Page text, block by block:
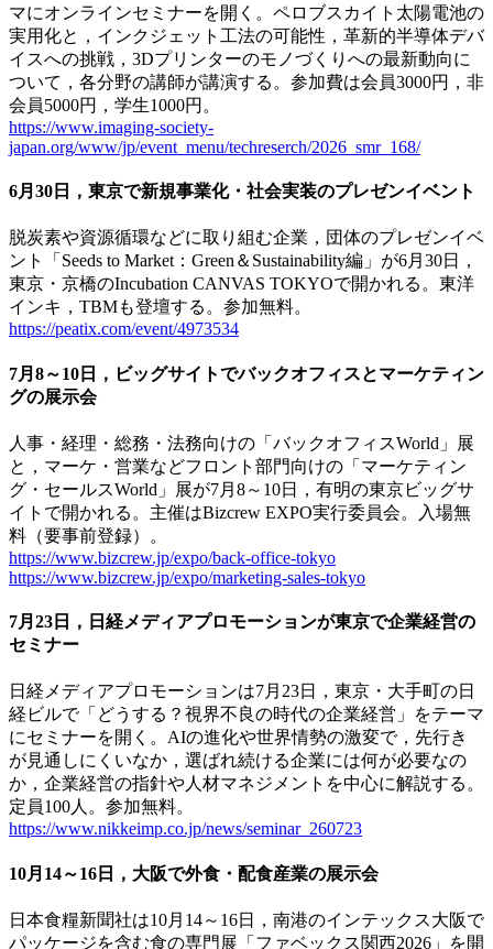
マにオンラインセミナーを開く。ペロブスカイト太陽電池の
実用化と，インクジェット工法の可能性，革新的半導体デバ
イスへの挑戦，3Dプリンターのモノづくりへの最新動向に
ついて，各分野の講師が講演する。参加費は会員3000円，非
会員5000円，学生1000円。
https://www.imaging-society-
japan.org/www/jp/event_menu/techreserch/2026_smr_168/
6月30日，東京で新規事業化・社会実装のプレゼンイベント
脱炭素や資源循環などに取り組む企業，団体のプレゼンイベ
ント「Seeds to Market：Green＆Sustainability編」が6月30日，
東京・京橋のIncubation CANVAS TOKYOで開かれる。東洋
インキ，TBMも登壇する。参加無料。
https://peatix.com/event/4973534
7月8～10日，ビッグサイトでバックオフィスとマーケティン
グの展示会
人事・経理・総務・法務向けの「バックオフィスWorld」展
と，マーケ・営業などフロント部門向けの「マーケティン
グ・セールスWorld」展が7月8～10日，有明の東京ビッグサ
イトで開かれる。主催はBizcrew EXPO実行委員会。入場無
料（要事前登録）。
https://www.bizcrew.jp/expo/back-office-tokyo
https://www.bizcrew.jp/expo/marketing-sales-tokyo
7月23日，日経メディアプロモーションが東京で企業経営の
セミナー
日経メディアプロモーションは7月23日，東京・大手町の日
経ビルで「どうする？視界不良の時代の企業経営」をテーマ
にセミナーを開く。AIの進化や世界情勢の激変で，先行き
が見通しにくいなか，選ばれ続ける企業には何が必要なの
か，企業経営の指針や人材マネジメントを中心に解説する。
定員100人。参加無料。
https://www.nikkeimp.co.jp/news/seminar_260723
10月14～16日，大阪で外食・配食産業の展示会
日本食糧新聞社は10月14～16日，南港のインテックス大阪で
パッケージを含む食の専門展「ファベックス関西2026」を開